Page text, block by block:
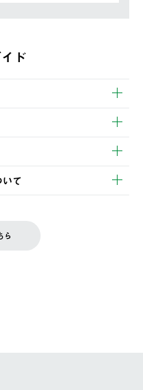
ド
だけます。
商品を発送いたします。
曜日以降のご注文は週明け
客様ご負担とさせていただ
希望商品を再注文してくだ
て
イページ内 購入履歴画面に
ら